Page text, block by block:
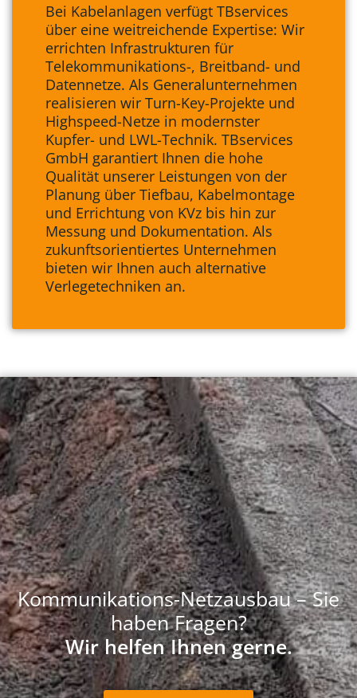
Bei Kabelanlagen verfügt TBservices
über eine weitreichende Expertise: Wir
errichten Infrastrukturen für
Telekommunikations-, Breitband- und
Datennetze. Als Generalunternehmen
realisieren wir Turn-Key-Projekte und
Highspeed-Netze in modernster
Kupfer- und LWL-Technik. TBservices
GmbH garantiert Ihnen die hohe
Qualität unserer Leistungen von der
Planung über Tiefbau, Kabelmontage
und Errichtung von KVz bis hin zur
Messung und Dokumentation. Als
zukunftsorientiertes Unternehmen
bieten wir Ihnen auch alternative
Verlegetechniken an.
Kommunikations-Netzausbau – Sie
haben Fragen?
Wir helfen Ihnen gerne.